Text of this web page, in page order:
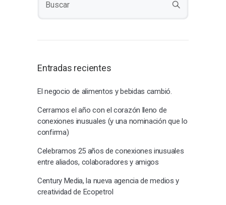
Entradas recientes
El negocio de alimentos y bebidas cambió.
Cerramos el año con el corazón lleno de
conexiones inusuales (y una nominación que lo
confirma)
Celebramos 25 años de conexiones inusuales
entre aliados, colaboradores y amigos
Century Media, la nueva agencia de medios y
creatividad de Ecopetrol